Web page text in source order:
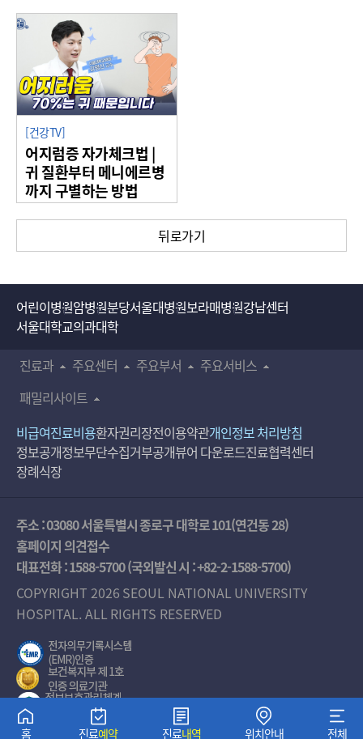
홈 진료예약 진료내역 위치안내 전체
[건강TV]
어지럼증 자가체크법 |
귀 질환부터 메니에르병
까지 구별하는 방법
뒤로가기
어린이병원암병원분당서울대병원보라매병원강남센터
서울대학교의과대학
진료과
주요센터 주요부서
주요서비스
패밀리사이트
비급여진료비용환자권리장전이용약관개인정보 처리방침
정보공개정보무단수집거부공개뷰어 다운로드진료협력센터
장례식장
주소 : 03080 서울특별시 종로구 대학로 101(연건동 28)
홈페이지 의견접수
대표전화 :1588-5700(국외발신 시 :+82-2-1588-5700)
COPYRIGHT 2026 SEOUL NATIONAL UNIVERSITY
HOSPITAL. ALL RIGHTS RESERVED